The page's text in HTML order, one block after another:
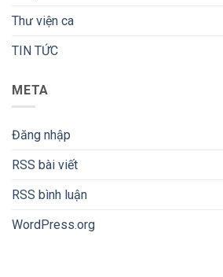
Thư viện ca
TIN TỨC
META
Đăng nhập
RSS bài viết
RSS bình luận
WordPress.org